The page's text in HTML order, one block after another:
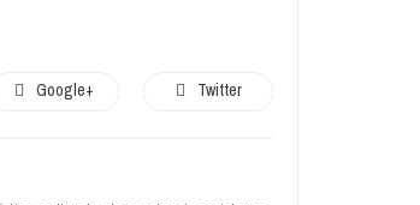
Google+ Twitter